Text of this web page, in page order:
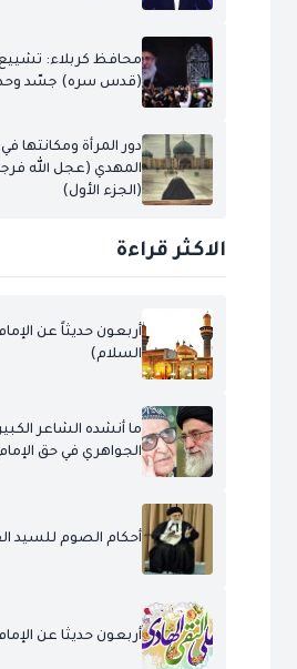
محافظ كربلاء: تشييع
(قدس سره) جسّد وحدة
دور المرأة ومكانتها
المهدي (عجل الله
(الجزء الأول)
الاكثر قراءة
أربعون حديثاً عن
السلام)
ما أنشده الشاعر
الجواهري في حق
أحكام الصوم للسيد
أربعون حديثا عن